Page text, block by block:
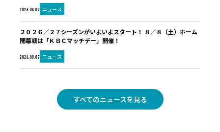
2026.08.07 ニュース
2026.08.07 ニュース
２０２６／２７シーズンがいよいよスタート！ ８／８（土）ホーム
開幕戦は「ＫＢＣマッチデー」開催！
すべてのニュースを見る